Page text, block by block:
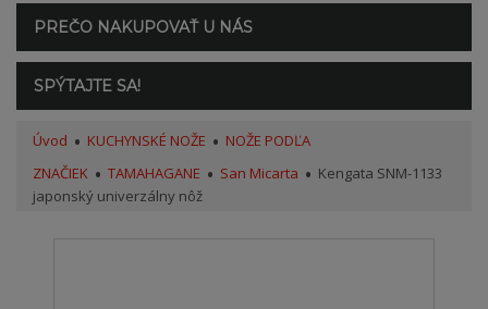
PREČO NAKUPOVAŤ U NÁS
SPÝTAJTE SA!
Úvod KUCHYNSKÉ NOŽE
NOŽE PODĽA
ZNAČIEK
TAMAHAGANE San Micarta
Kengata SNM-1133
japonský univerzálny nôž